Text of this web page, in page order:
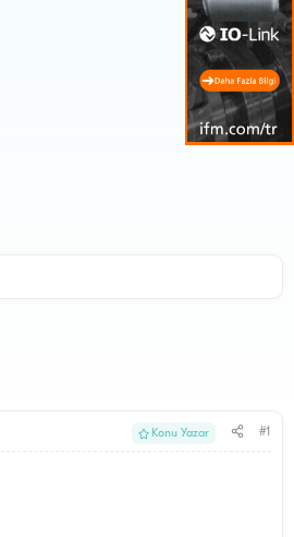
Konu Yazar #1